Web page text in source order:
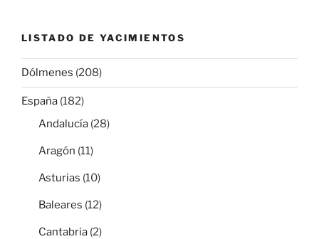
LISTADO DE YACIMIENTOS
Dólmenes (208)
España (182)
Andalucía (28)
Aragón (11)
Asturias (10)
Baleares (12)
Cantabria (2)